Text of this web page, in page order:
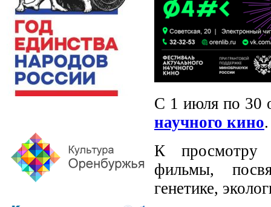
С 1 июля по 30
научного кино.
К просмотру
фильмы,
генетике,